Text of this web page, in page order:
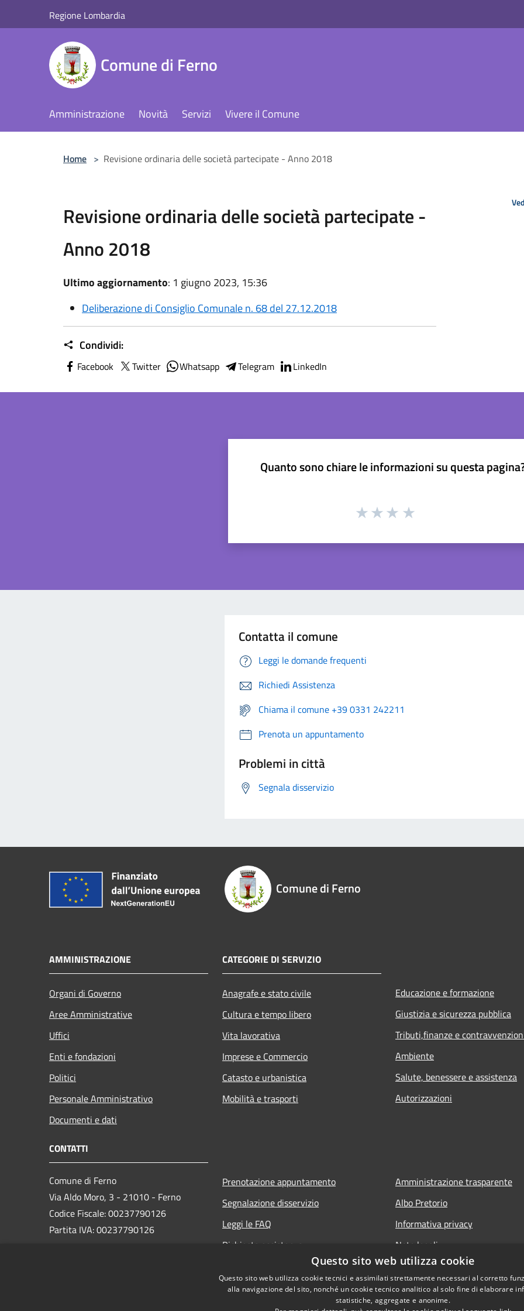
Regione Lombardia
Comune di Ferno
Amministrazione Novità Servizi Vivere il Comune
Home > Revisione ordinaria delle società partecipate - Anno 2018
Revisione ordinaria delle società partecipate -
Anno 2018
Ultimo aggiornamento: 1 giugno 2023, 15:36
Deliberazione di Consiglio Comunale n. 68 del 27.12.2018
Condividi:
Facebook Twitter Whatsapp Telegram LinkedIn
Quanto sono chiare le informazioni su questa
Contatta il comune
Leggi le domande frequenti
Richiedi Assistenza
Chiama il comune +39 0331 242211
Prenota un appuntamento
Problemi in città
Segnala disservizio
Comune di Ferno
AMMINISTRAZIONE
Organi di Governo
Aree Amministrative
Uffici
Enti e fondazioni
Politici
Personale Amministrativo
Documenti e dati
CATEGORIE DI SERVIZIO
Anagrafe e stato civile
Cultura e tempo libero
Vita lavorativa
Imprese e Commercio
Catasto e urbanistica
Mobilità e trasporti
Educazione e formazione
Giustizia e sicurezza pubblica
Tributi,finanze e
Ambiente
Salute, benessere e assistenza
Autorizzazioni
CONTATTI
Comune di Ferno
Via Aldo Moro, 3 - 21010 - Ferno
Codice Fiscale: 00237790126
Partita IVA: 00237790126
Prenotazione appuntamento
Segnalazione disservizio
Leggi le FAQ
Richiesta assistenza
Amministrazione trasparente
Albo Pretorio
Informativa privacy
Note legali
Dichiarazione di accessibilità
Questo sito web utilizza cookie
Questo sito web utilizza cookie tecnici e assimilati strettamente necessari al corretto
alla navigazione del sito, nonché un cookie tecnico analitico al solo fine di elaborare
statistiche, aggregate e anonime.